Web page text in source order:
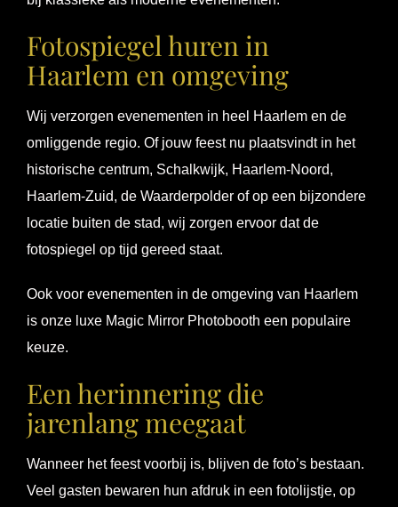
Fotospiegel huren in
Haarlem en omgeving
Wij verzorgen evenementen in heel Haarlem en de
omliggende regio. Of jouw feest nu plaatsvindt in het
historische centrum, Schalkwijk, Haarlem-Noord,
Haarlem-Zuid, de Waarderpolder of op een bijzondere
locatie buiten de stad, wij zorgen ervoor dat de
fotospiegel op tijd gereed staat.
Ook voor evenementen in de omgeving van Haarlem
is onze luxe Magic Mirror Photobooth een populaire
keuze.
Een herinnering die
jarenlang meegaat
Wanneer het feest voorbij is, blijven de foto’s bestaan.
Veel gasten bewaren hun afdruk in een fotolijstje, op